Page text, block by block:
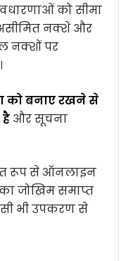
को सीमा
नक्शे और
नक्शों पर
को बनाए रखने से
है और सूचना
रूप से ऑनलाइन
जोखिम समाप्त
भी उपकरण से